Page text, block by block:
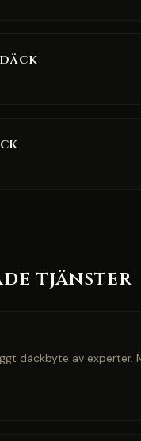
tjänster
däckbyte av experter.